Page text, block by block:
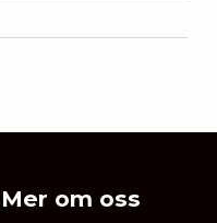
Mer om oss